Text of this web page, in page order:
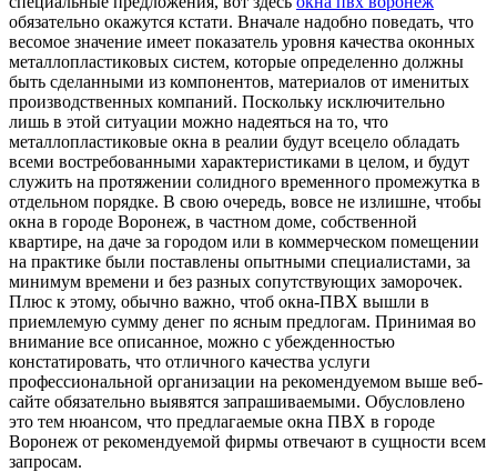
обязательно окажутся кстати. Вначале надобно поведать, что
весомое значение имеет показатель уровня качества оконных
металлопластиковых систем, которые определенно должны
быть сделанными из компонентов, материалов от именитых
производственных компаний. Поскольку исключительно
лишь в этой ситуации можно надеяться на то, что
металлопластиковые окна в реалии будут всецело обладать
всеми востребованными характеристиками в целом, и будут
служить на протяжении солидного временного промежутка в
отдельном порядке. В свою очередь, вовсе не излишне, чтобы
окна в городе Воронеж, в частном доме, собственной
квартире, на даче за городом или в коммерческом помещении
на практике были поставлены опытными специалистами, за
минимум времени и без разных сопутствующих заморочек.
Плюс к этому, обычно важно, чтоб окна-ПВХ вышли в
приемлемую сумму денег по ясным предлогам. Принимая во
внимание все описанное, можно с убежденностью
констатировать, что отличного качества услуги
профессиональной организации на рекомендуемом выше веб-
сайте обязательно выявятся запрашиваемыми. Обусловлено
это тем нюансом, что предлагаемые окна ПВХ в городе
Воронеж от рекомендуемой фирмы отвечают в сущности всем
запросам.